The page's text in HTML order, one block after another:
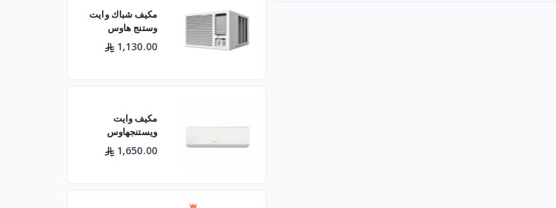
مكيف شباك وايت
وستنج هاوس
(الجديد)
WWA20K22R
1,130.00
مكيف وايت
ويستنجهاوس
بارد
1,650.00